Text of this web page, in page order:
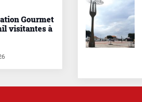
Gourmet
visitantes à